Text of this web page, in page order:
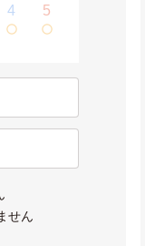
4 5
せん